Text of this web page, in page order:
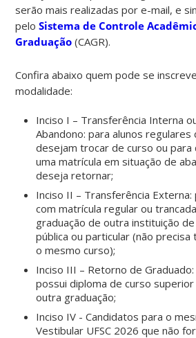
serão mais realizadas por e-mail, e
peloSistema de Controle
Graduação (CAGR).
Confira abaixo quem pode se
modalidade:
Inciso I – Transferência Interna
Abandono: para alunos regulares
desejam trocar de curso ou para
uma matrícula em situação de
deseja retornar;
Inciso II – Transferência Externa:
com matrícula regular ou
graduação de outra instituição
pública ou particular (não
o mesmo curso);
Inciso III – Retorno de
possui diploma de curso
outra graduação;
Inciso IV - Candidatos para o
Vestibular UFSC 2026 que não